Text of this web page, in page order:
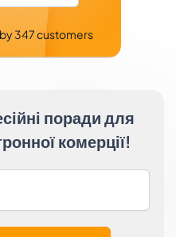
by347customers
поради для
комерції!